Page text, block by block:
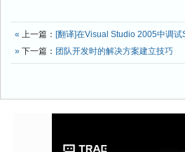
« 上一篇： [翻译]在Visual Studio 2005中调
» 下一篇： 团队开发时的解决方案建立技巧